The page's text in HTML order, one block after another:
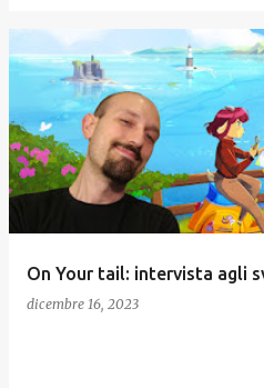
On Your tail: intervista agli
dicembre 16, 2023